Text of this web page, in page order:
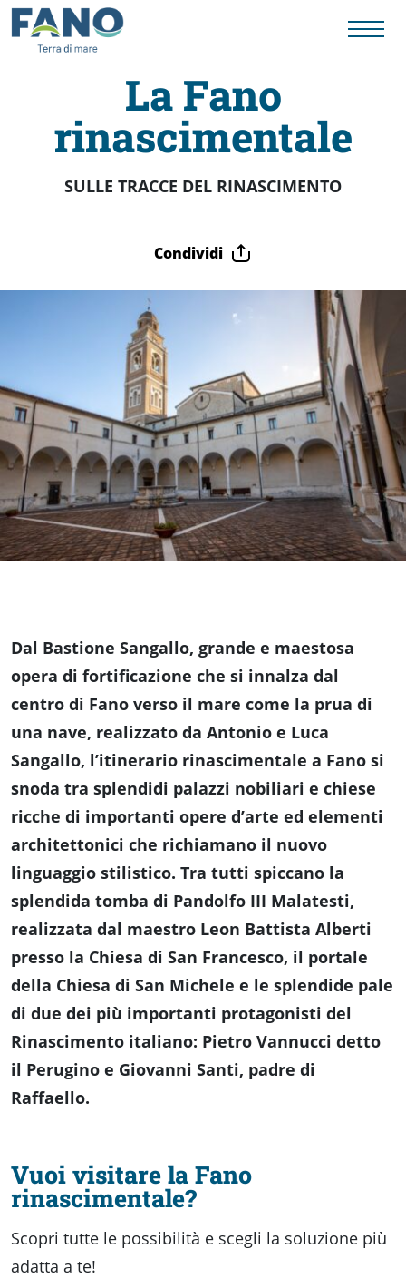
Fano
Visit
fare
Percorsi
storici
Informazioni
Guide
Fano
Accessibili
La Fano
rinascimentale
SULLE TRACCE DEL RINASCIMENTO
Condividi
Dal Bastione Sangallo, grande e maestosa
opera di fortificazione che si innalza dal
centro di Fano verso il mare come la prua di
una nave, realizzato da Antonio e Luca
Sangallo, l’itinerario rinascimentale a Fano si
snoda tra splendidi palazzi nobiliari e chiese
ricche di importanti opere d’arte ed elementi
architettonici che richiamano il nuovo
linguaggio stilistico. Tra tutti spiccano la
splendida tomba di Pandolfo III Malatesti,
realizzata dal maestro Leon Battista Alberti
presso la Chiesa di San Francesco, il portale
della Chiesa di San Michele e le splendide pale
di due dei più importanti protagonisti del
Rinascimento italiano: Pietro Vannucci detto
il Perugino e Giovanni Santi, padre di
Raffaello.
Vuoi visitare la Fano
rinascimentale?
Scopri tutte le possibilità e scegli la soluzione più
adatta a te!